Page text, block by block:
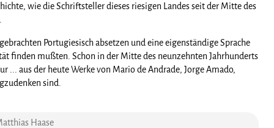
wie die Schriftsteller dieses riesigen Landes seit der Mitte des
Portugiesisch absetzen und eine eigenständige Sprache
finden mußten. Schon in der Mitte des neunzehnten Jahrhunderts
aus der heute Werke von Mario de Andrade, Jorge Amado,
sind.
Haase